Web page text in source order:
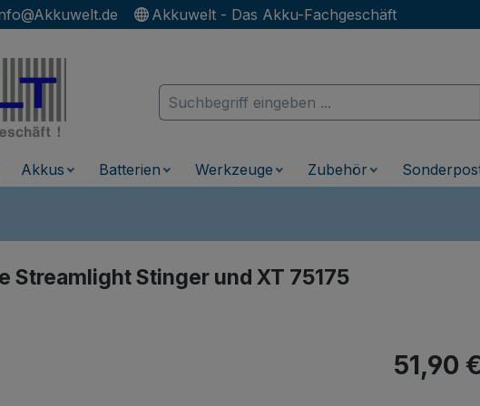
Akkuwelt - Das Akku-Fachgeschäft
Akkus Batterien Werkzeuge Zubehör
Streamlight Stinger und XT 75175
Regulärer
51,90 €